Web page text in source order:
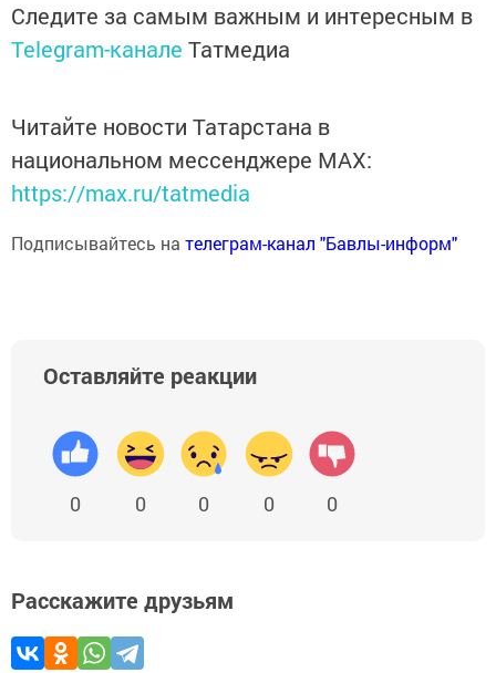
Следите за самым важным и интересным в
Telegram-канале Татмедиа
Читайте новости Татарстана в
национальном мессенджере MАХ:
https://max.ru/tatmedia
Подписывайтесь на телеграм-канал "Бавлы-информ"
Оставляйте реакции
0 0 0 0 0
Расскажите друзьям